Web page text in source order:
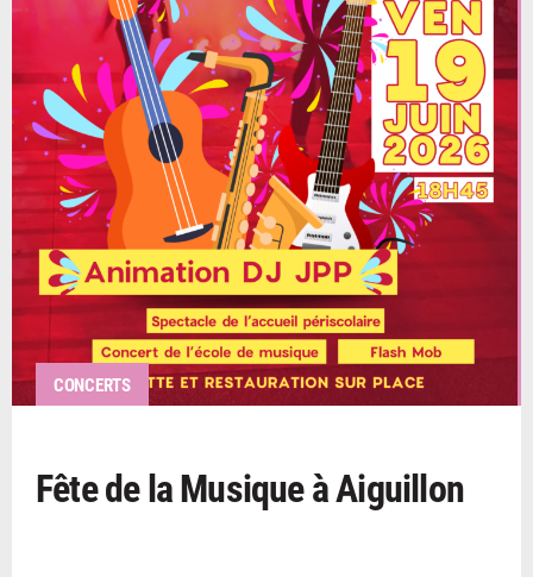
CONCERTS
Fête de la Musique à Aiguillon